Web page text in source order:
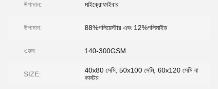
উপাদান: মাইক্রোফাইবার
উপাদান: 88%পলিয়েস্টার এবং 12%পলিমাইড
ওজন: 140-300GSM
SIZE:
40x80 সেমি, 50x100 সেমি, 60x120 সেমি বা
কাস্টম